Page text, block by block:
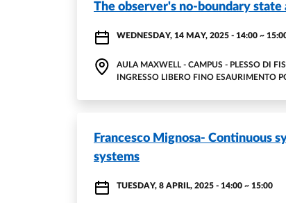
The observer's no-boundary
WEDNESDAY, 14 MAY, 2025 - 14:00 ~
AULA MAXWELL - CAMPUS - PLESSO DI
INGRESSO LIBERO FINO ESAURIMENTO
Francesco Mignosa- Continuous
systems
TUESDAY, 8 APRIL, 2025 - 14:00 ~ 15:00